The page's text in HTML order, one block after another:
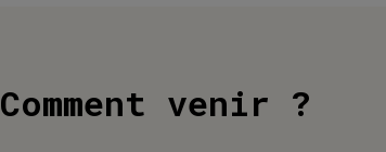
Comment venir ?